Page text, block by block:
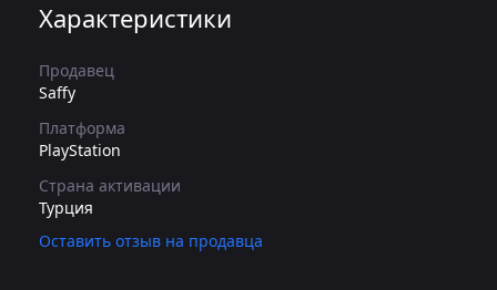
Характеристики
Продавец
Saffy
Платформа
PlayStation
Страна активации
Турция
Оставить отзыв на продавца